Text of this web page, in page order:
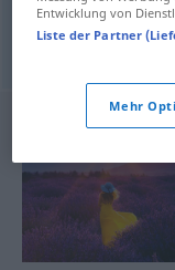
ilafaillisenoyer
manqué(de) se
Entwicklung von
Liste der Partner
Mehr